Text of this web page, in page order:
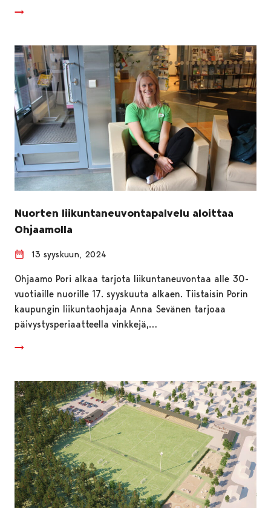
Nuorten liikuntaneuvontapalvelu aloittaa
Ohjaamolla
13 syyskuun, 2024
Ohjaamo Pori alkaa tarjota liikuntaneuvontaa alle 30-
vuotiaille nuorille 17. syyskuuta alkaen. Tiistaisin Porin
kaupungin liikuntaohjaaja Anna Sevänen tarjoaa
päivystysperiaatteella vinkkejä,…